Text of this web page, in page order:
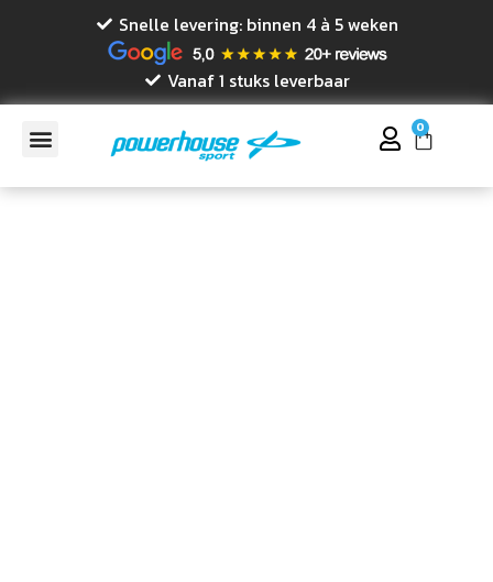
Snelle levering: binnen 4 à 5 weken
Vanaf 1 stuks leverbaar
0